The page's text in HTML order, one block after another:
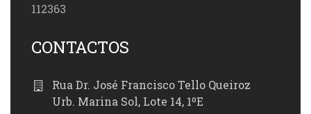
112363
CONTACTOS
Rua Dr. José Francisco Tello Queiroz
Urb. Marina Sol, Lote 14, 1ºE